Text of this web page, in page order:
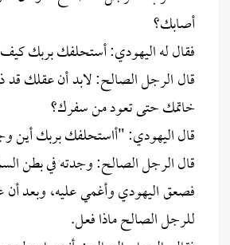
أصابك؟
فقال له اليهودي: أستحلفك بربك
قال الرجل الصالح: لابد أن عقلك قد
خاتمك حتى تعود من سفرك؟
قال اليهودي: "أاستحلفك بربك أين
قال الرجل الصالح: وجدته في بطن
فصعق اليهودي وأغمي عليه، وبعد أن
للرجل الصالح ماذا فعل.